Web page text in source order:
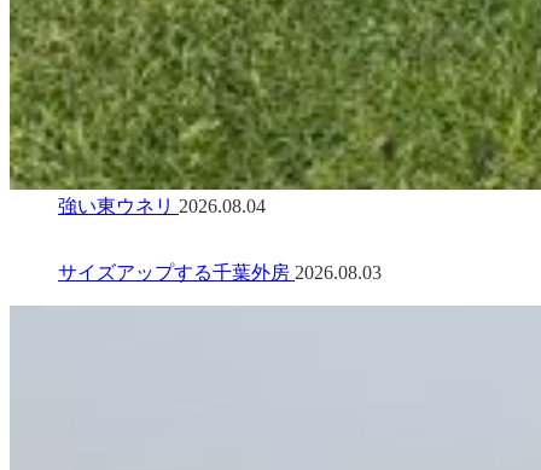
強い東ウネリ 2026.08.04
サイズアップする千葉外房 2026.08.03